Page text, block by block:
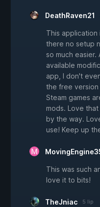
DeathRaven21
This application
there no setup
so much easier.
available
app, I don't
the free version
Steam games
mods. Love
by the way.
use! Keep up
This was such
love it to bits!
TheJniac 5 lip